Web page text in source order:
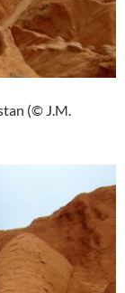
(© J.M.